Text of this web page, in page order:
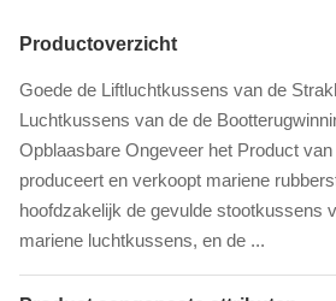
Productoverzicht
Goede de Liftluchtkussens van de
Luchtkussens van de de
Opblaasbare Ongeveer het Product
produceert en verkoopt mariene
hoofdzakelijk de gevulde stootkussens
mariene luchtkussens, en de ...